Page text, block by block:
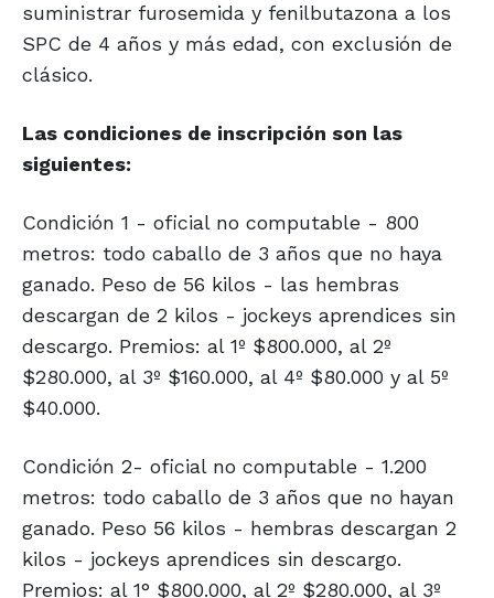
suministrar furosemida y fenilbutazona a los
SPC de 4 años y más edad, con exclusión de
clásico.
Las condiciones de inscripción son las
siguientes:
Condición 1 - oficial no computable - 800
metros: todo caballo de 3 años que no haya
ganado. Peso de 56 kilos - las hembras
descargan de 2 kilos - jockeys aprendices sin
descargo. Premios: al 1º $800.000, al 2º
$280.000, al 3º $160.000, al 4º $80.000 y al 5º
$40.000.
Condición 2- oficial no computable - 1.200
metros: todo caballo de 3 años que no hayan
ganado. Peso 56 kilos - hembras descargan 2
kilos - jockeys aprendices sin descargo.
Premios: al 1° $800.000, al 2º $280.000, al 3º